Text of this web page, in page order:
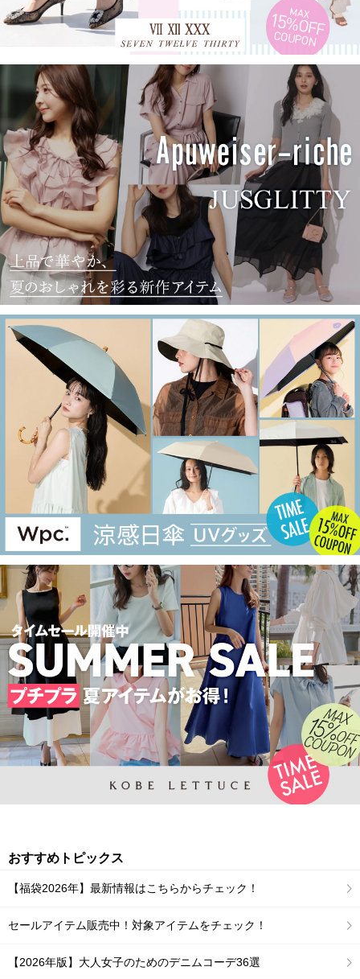
おすすめトピックス
【福袋2026年】最新情報はこちらからチェック！
セールアイテム販売中！対象アイテムをチェック！
【2026年版】大人女子のためのデニムコーデ36選